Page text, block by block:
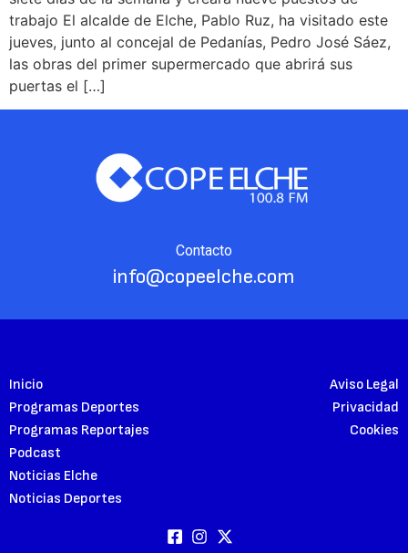
trabajo El alcalde de Elche, Pablo Ruz, ha visitado este
jueves, junto al concejal de Pedanías, Pedro José Sáez,
las obras del primer supermercado que abrirá sus
puertas el […]
Contacto
info@copeelche.com
Inicio
Programas Deportes
Programas Reportajes
Podcast
Noticias Elche
Noticias Deportes
Aviso Legal
Privacidad
Cookies